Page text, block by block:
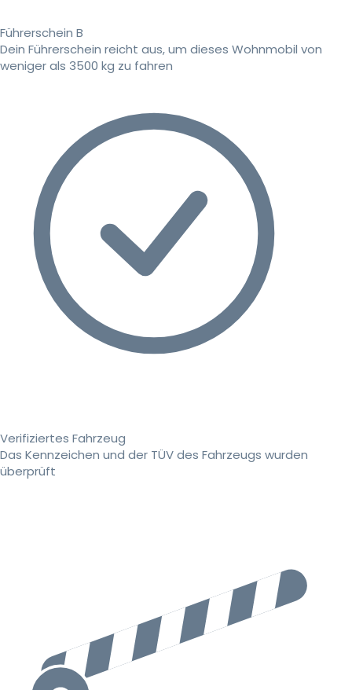
Führerschein B
Dein Führerschein reicht aus, um dieses Wohnmobil von
weniger als 3500 kg zu fahren
Verifiziertes Fahrzeug
Das Kennzeichen und der TÜV des Fahrzeugs wurden
überprüft